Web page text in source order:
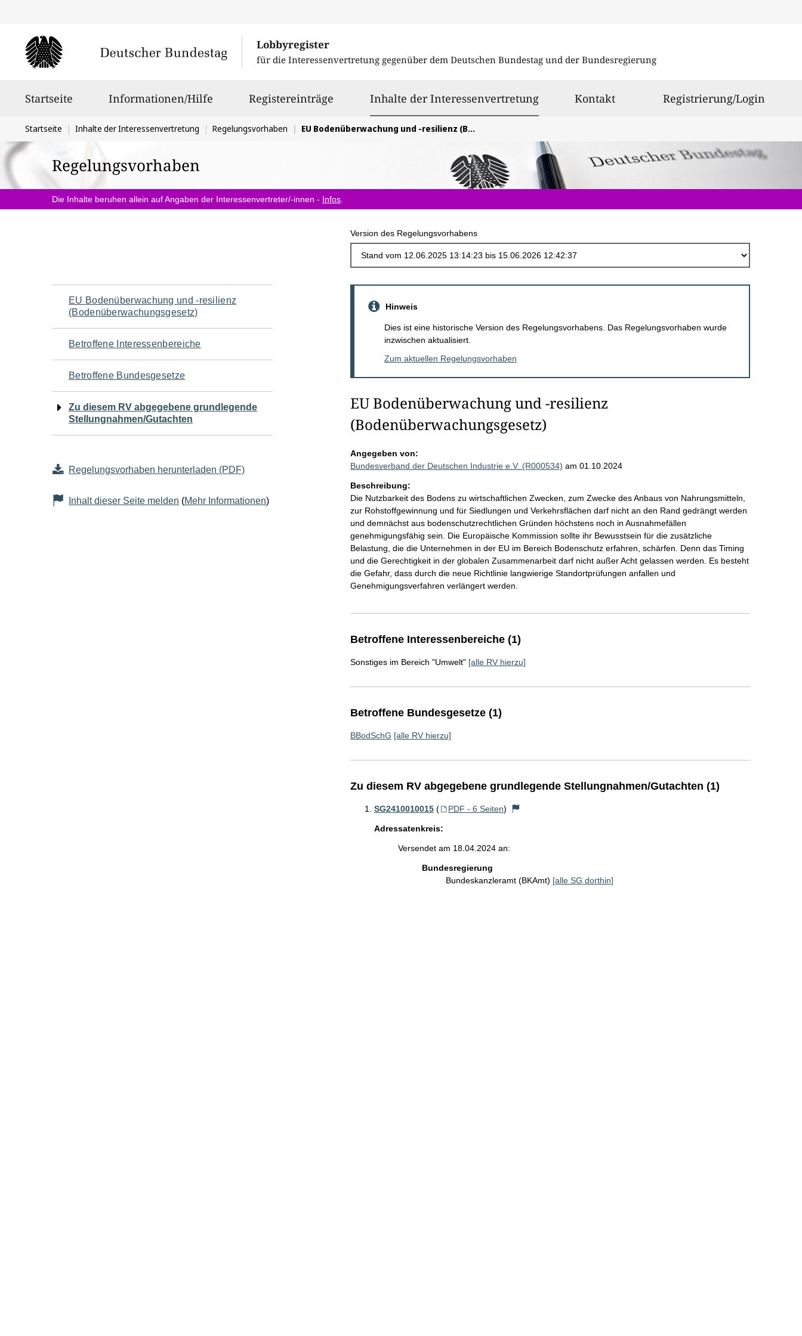
Lobbyregister
für die Interessenvertretung gegenüber dem Deutschen Bundestag und der Bundesregierung
Startseite Informationen/Hilfe Registereinträge Inhalte der Interessenvertretungausgewählt
Kontakt Registrierung/Login
Sie
befinden
sich
hier:
Startseite Inhalte der Interessenvertretung Regelungsvorhaben EU Bodenüberwachung und -resilienz (Bodenüberwachungsgesetz)
Regelungsvorhaben
Die Inhalte beruhen allein auf Angaben der Interessenvertreter/-innen - Infos
Version des Regelungsvorhabens
Navigation
für
den
Seiteninhalt
EU Bodenüberwachung und -resilienz
(Bodenüberwachungsgesetz)
Betroffene Interessenbereiche
Betroffene Bundesgesetze
Zu diesem RV abgegebene grundlegende
Stellungnahmen/Gutachten
Regelungsvorhaben herunterladen (PDF)
Inhalt dieser Seite melden (Mehr Informationen)
Hinweis
Dies ist eine historische Version des Regelungsvorhabens. Das Regelungsvorhaben wurde
inzwischen aktualisiert.
Zum aktuellen Regelungsvorhaben
EU Bodenüberwachung und -resilienz
(Bodenüberwachungsgesetz)
Angegeben von:
Bundesverband der Deutschen Industrie e.V. (R000534) am 01.10.2024
Beschreibung:
Die Nutzbarkeit des Bodens zu wirtschaftlichen Zwecken, zum Zwecke des Anbaus von Nahrungsmitteln,
zur Rohstoffgewinnung und für Siedlungen und Verkehrsflächen darf nicht an den Rand gedrängt werden
und demnächst aus bodenschutzrechtlichen Gründen höchstens noch in Ausnahmefällen
genehmigungsfähig sein. Die Europäische Kommission sollte ihr Bewusstsein für die zusätzliche
Belastung, die die Unternehmen in der EU im Bereich Bodenschutz erfahren, schärfen. Denn das Timing
und die Gerechtigkeit in der globalen Zusammenarbeit darf nicht außer Acht gelassen werden. Es besteht
die Gefahr, dass durch die neue Richtlinie langwierige Standortprüfungen anfallen und
Genehmigungsverfahren verlängert werden.
Betroffene Interessenbereiche (1)
Sonstiges im Bereich "Umwelt" [alle RV hierzu]
Betroffene Bundesgesetze (1)
BBodSchG [alle RV hierzu]
Zu diesem RV abgegebene grundlegende Stellungnahmen/Gutachten (1)
SG2410010015 ( PDF - 6 Seiten)
Adressatenkreis:
Versendet am 18.04.2024 an:
Bundesregierung
Bundeskanzleramt (BKAmt) [alle SG dorthin]